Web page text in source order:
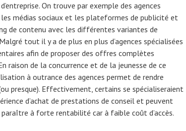
On trouve par exemple des agences
médias sociaux et les plateformes de publicité et
de contenu avec les différentes variantes de
tout il y a de plus en plus d’agences spécialisées
afin de proposer des offres complètes
raison de la concurrence et de la jeunesse de ce
à outrance des agences permet de rendre
presque). Effectivement, certains se spécialiseraient
d’achat de prestations de conseil et peuvent
à forte rentabilité car à faible coût d’accès.